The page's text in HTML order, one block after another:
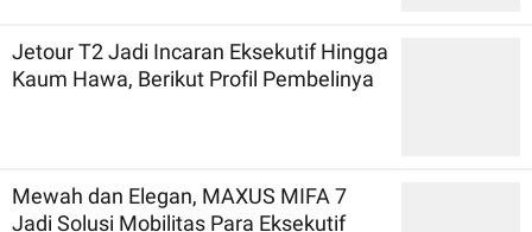
Jetour T2 Jadi Incaran Eksekutif Hingga
Kaum Hawa, Berikut Profil Pembelinya
Mewah dan Elegan, MAXUS MIFA 7
Jadi Solusi Mobilitas Para Eksekutif